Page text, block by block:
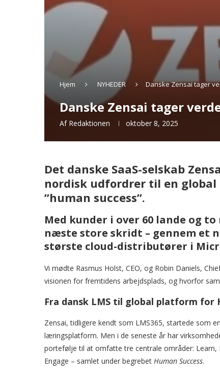
Hjem NYHEDER Danske Zensai tager
Danske Zensai tager
Af Redaktionen oktober 8, 2025
Det danske SaaS-selskab
nordisk udfordrer til en
”human success”.
Med kunder i over 60 lande og
næste store skridt – gennem et
største cloud-distributører i
Vi mødte Rasmus Holst, CEO, og Robin Daniels,
visionen for fremtidens arbejdsplads, og hvorfor
Fra dansk LMS til global platform for
Zensai, tidligere kendt som LMS365, startede som
læringsplatform. Men i de seneste år har
portefølje til at omfatte tre centrale områder: Learn,
Engage – samlet under begrebet Human Success.